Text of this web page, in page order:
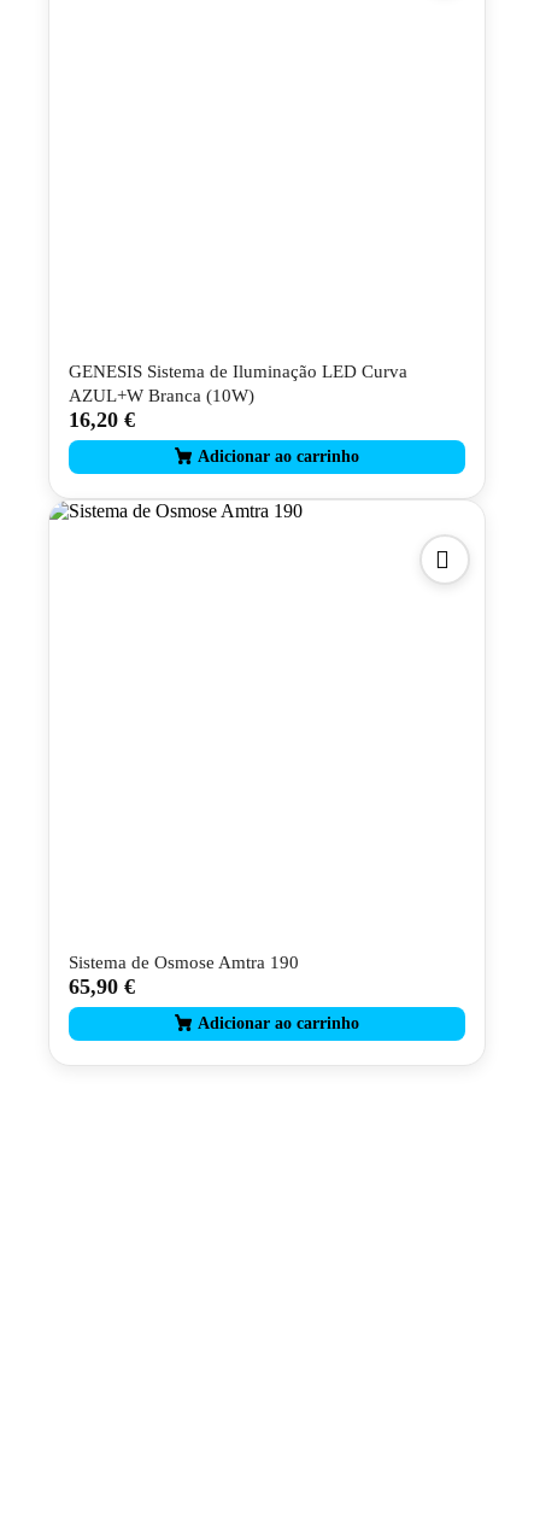
GENESIS Sistema de Iluminação LED Curva
AZUL+W Branca (10W)
16,20 €
Sistema de Osmose Amtra 190
65,90 €